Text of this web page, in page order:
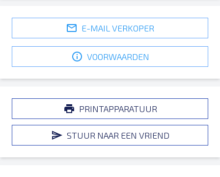
E-MAIL VERKOPER
VOORWAARDEN
PRINTAPPARATUUR
STUUR NAAR EEN VRIEND